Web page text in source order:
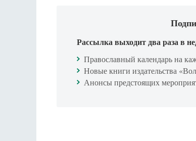
Рассылка выходит два раза в
Православный календарь на
Новые книги издательства
Анонсы предстоящих